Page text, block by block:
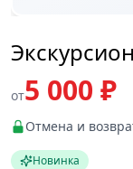
от5 000 ₽
Отмена и
Новинка